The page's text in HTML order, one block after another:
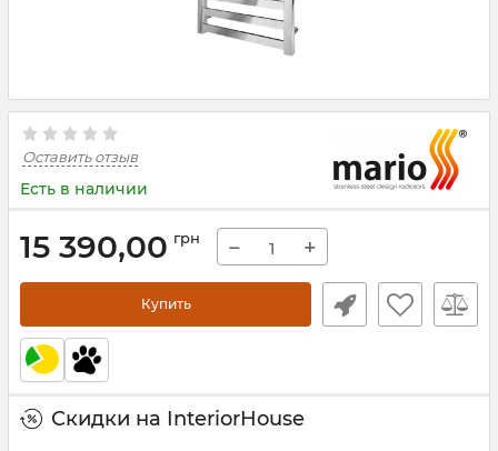
Оставить отзыв
Есть в наличии
15 390,00 грн − +
Купить
Скидки на InteriorHouse